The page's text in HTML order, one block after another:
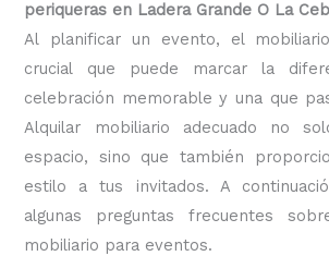
periqueras en Ladera Grande O La
Al planificar un evento, el
crucial que puede marcar la
celebración memorable y una que
Alquilar mobiliario adecuado no
espacio, sino que también
estilo a tus invitados. A
algunas preguntas frecuentes
mobiliario para eventos.